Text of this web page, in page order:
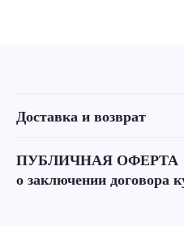
Доставка и возврат
ПУБЛИЧНАЯ ОФЕРТА
о заключении договора